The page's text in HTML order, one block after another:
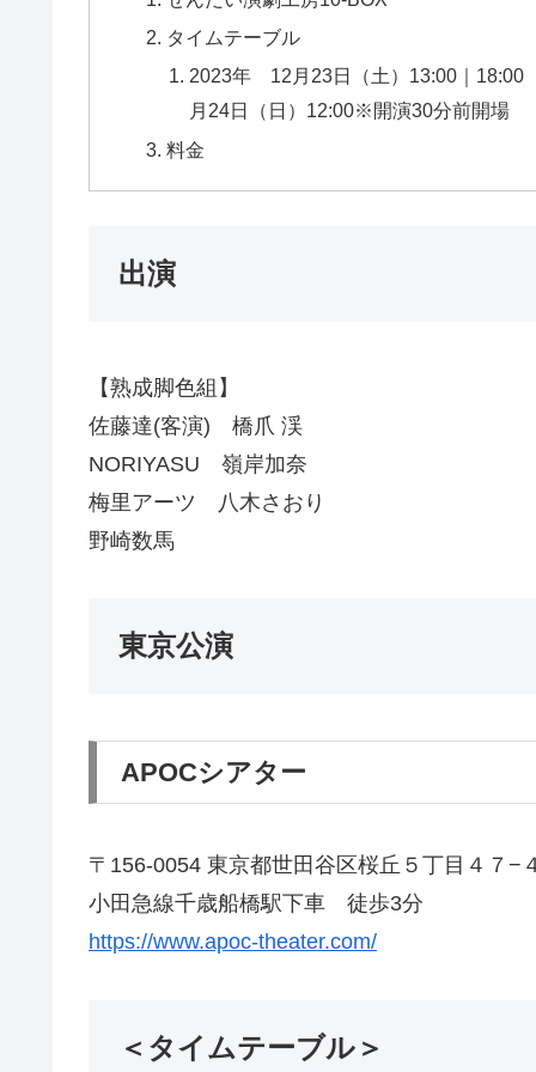
タイムテーブル
2023年 12月23日（土）13:00｜
月24日（日）12:00※開演30分前開場
料金
出演
【熟成脚色組】
佐藤達(客演) 橋爪 渓
NORIYASU 嶺岸加奈
梅里アーツ 八木さおり
野崎数馬
東京公演
APOCシアター
〒156-0054 東京都世田谷区桜丘５丁目４７−
小田急線千歳船橋駅下車 徒歩3分
https://www.apoc-theater.com/
＜タイムテーブル＞